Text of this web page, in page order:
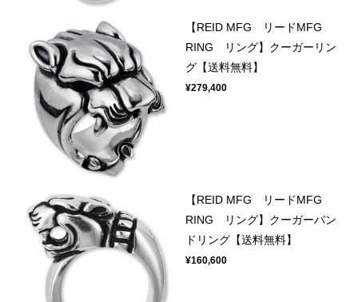
【REID MFG リードMFG
RING リング】クーガーリン
グ【送料無料】
¥279,400
【REID MFG リードMFG
RING リング】クーガーバン
ドリング【送料無料】
¥160,600